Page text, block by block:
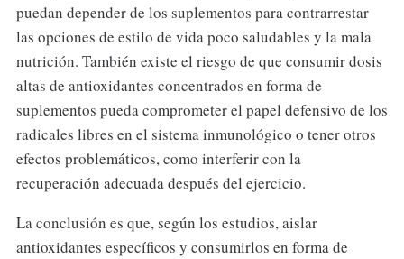
puedan depender de los suplementos para contrarrestar
las opciones de estilo de vida poco saludables y la mala
nutrición. También existe el riesgo de que consumir dosis
altas de antioxidantes concentrados en forma de
suplementos pueda comprometer el papel defensivo de los
radicales libres en el sistema inmunológico o tener otros
efectos problemáticos, como interferir con la
recuperación adecuada después del ejercicio.
La conclusión es que, según los estudios, aislar
antioxidantes específicos y consumirlos en forma de